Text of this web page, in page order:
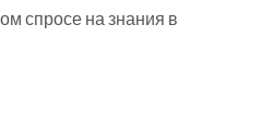
спросе на знания в